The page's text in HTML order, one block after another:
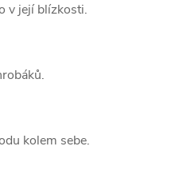
v její blízkosti.
kolem sebe.